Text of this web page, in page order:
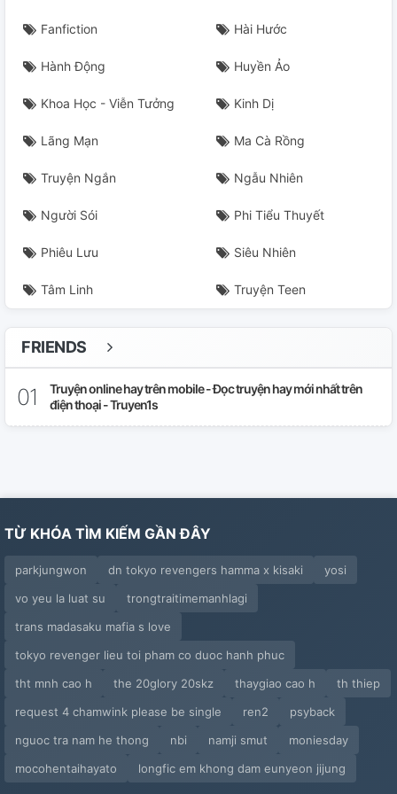
Fanfiction Hài Hước
Hành Động Huyền Ảo
Khoa Học - Viễn Tưởng Kinh Dị
Lãng Mạn Ma Cà Rồng
Truyện Ngắn Ngẫu Nhiên
Người Sói Phi Tiểu Thuyết
Phiêu Lưu Siêu Nhiên
Tâm Linh Truyện Teen
FRIENDS
Truyện online hay trên mobile - Đọc truyện hay mới nhất trên
điện thoại - Truyen1s
TỪ KHÓA TÌM KIẾM GẦN ĐÂY
parkjungwon dn tokyo revengers hamma x kisaki
yosi
vo yeu la luat su
trongtraitimemanhlagi
trans madasaku mafia s love
tokyo revenger lieu toi pham co duoc hanh phuc
tht mnh cao h
the 20glory 20skz thaygiao cao h
th thiep
request 4 chamwink please be single
ren2
psyback
nguoc tra nam he thong
nbi namji smut
moniesday
mocohentaihayato
longfic em khong dam eunyeon jijung